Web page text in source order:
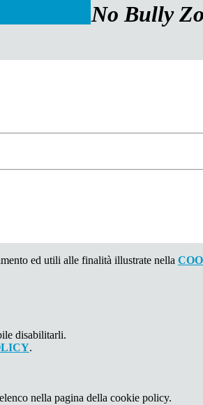
No Bully
ed utili alle finalità illustrate nella
disabilitarli.
.
nella pagina della cookie policy.